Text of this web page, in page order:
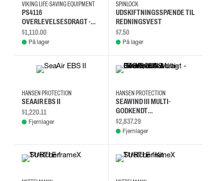
VIKING LIFE-SAVING EQUIPMENT
PS4116
OVERLEVELSESDRAGT -
SOLAS/MED OG CE/ISO
$1,110.00
På lager
SPINLOCK
UDSKIFTNINGSSPÆNDE TIL
REDNINGSVEST
$7.50
På lager
HANSEN PROTECTION
SEAAIR EBS II
$1,220.11
Fjernlager
HANSEN PROTECTION
SEAWIND III MULTI-
GODKENDT
OVERLEVELSESDRAGT -
ETSO, ISO & IMO/SOLAS
$2,837.29
Fjernlager